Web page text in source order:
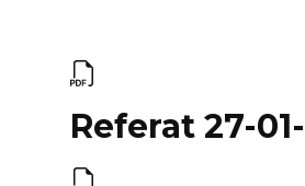
Referat 27-